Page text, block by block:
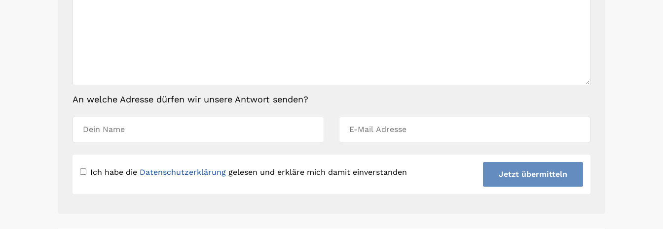
An welche Adresse dürfen wir unsere Antwort senden?
Ich habe die Datenschutzerklärung gelesen und erkläre mich damit einverstanden Jetzt übermitteln